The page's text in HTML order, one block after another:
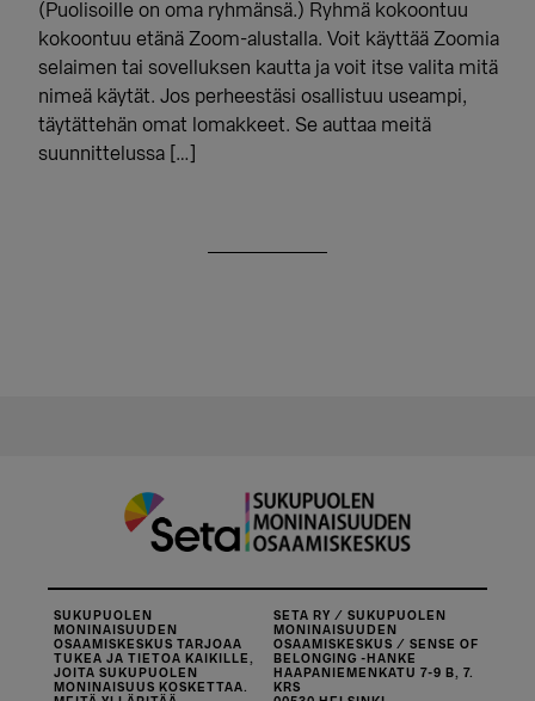
(Puolisoille on oma ryhmänsä.) Ryhmä kokoontuu
kokoontuu etänä Zoom-alustalla. Voit käyttää Zoomia
selaimen tai sovelluksen kautta ja voit itse valita mitä
nimeä käytät. Jos perheestäsi osallistuu useampi,
täytättehän omat lomakkeet. Se auttaa meitä
suunnittelussa […]
SUKUPUOLEN
MONINAISUUDEN
OSAAMISKESKUS TARJOAA
TUKEA JA TIETOA KAIKILLE,
JOITA SUKUPUOLEN
MONINAISUUS KOSKETTAA.
SETA RY / SUKUPUOLEN
MONINAISUUDEN
OSAAMISKESKUS / SENSE OF
BELONGING -HANKE
HAAPANIEMENKATU 7-9 B, 7.
KRS